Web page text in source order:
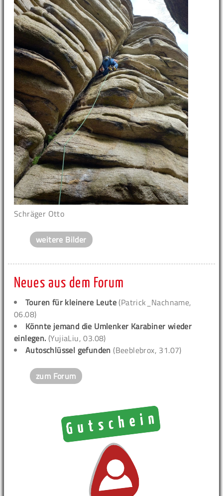
Schräger Otto
weitere Bilder
Neues aus dem Forum
Touren für kleinere Leute (Patrick_Nachname,
06.08)
Könnte jemand die Umlenker Karabiner wieder
einlegen. (YujiaLiu, 03.08)
Autoschlüssel gefunden (Beeblebrox, 31.07)
zum Forum